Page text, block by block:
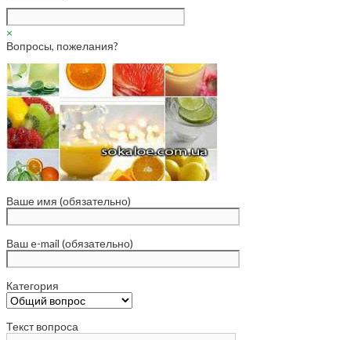
×
Вопросы, пожелания?
Ваше имя (обязательно)
Ваш e-mail (обязательно)
Категория
Текст вопроса